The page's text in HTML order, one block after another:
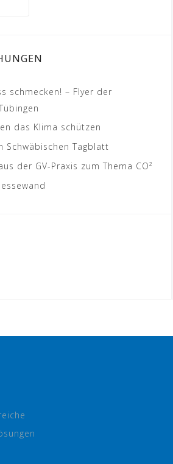
schmecken! – Flyer der
das Klima schützen
Schwäbischen Tagblatt
der GV-Praxis zum Thema CO²